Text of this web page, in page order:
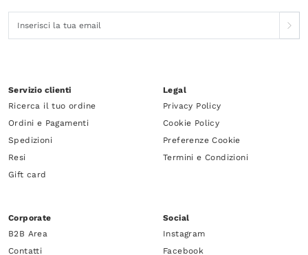
Servizio clienti
Ricerca il tuo ordine
Ordini e Pagamenti
Spedizioni
Resi
Gift card
Legal
Privacy Policy
Cookie Policy
Preferenze Cookie
Termini e Condizioni
Corporate
B2B Area
Contatti
Social
Instagram
Facebook